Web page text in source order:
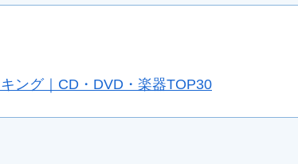
ング｜CD・DVD・楽器TOP30